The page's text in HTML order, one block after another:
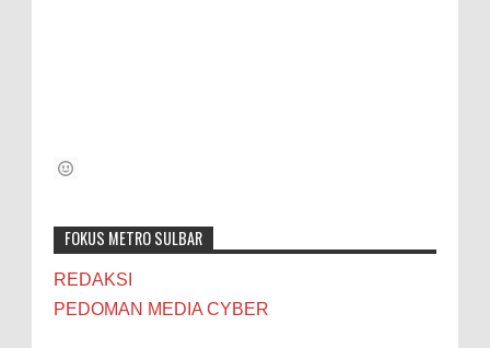
FOKUS METRO SULBAR
REDAKSI
PEDOMAN MEDIA CYBER